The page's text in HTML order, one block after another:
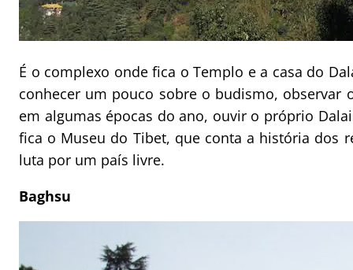
É o complexo onde fica o Templo e a casa do
conhecer um pouco sobre o budismo, observar
em algumas épocas do ano, ouvir o próprio
fica o Museu do Tibet, que conta a história dos
luta por um país livre.
Baghsu